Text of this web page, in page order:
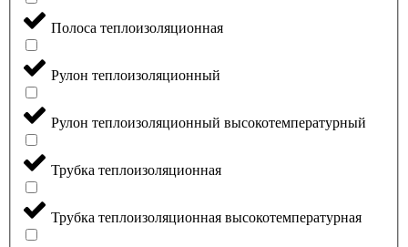
Полоса теплоизоляционная
Рулон теплоизоляционный
Рулон теплоизоляционный высокотемпературный
Трубка теплоизоляционная
Трубка теплоизоляционная высокотемпературная